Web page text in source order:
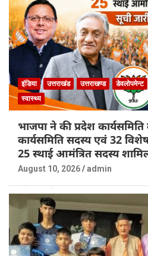
इंडिया उत्तराखंड उत्तराखण्ड डेवलोपमेन्ट
स्वास्थ्य
भाजपा ने की प्रदेश
कार्यसमिति सदस्य एवं 32
25 स्थाई आमंत्रित सदस्य
August 10, 2026 admin